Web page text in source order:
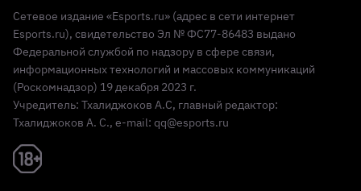
Реклама 18+
Сетевое издание «Esports.ru» (адрес в сети интернет
Esports.ru), свидетельство Эл № ФС77-86483 выдано
Федеральной службой по надзору в сфере связи,
информационных технологий и массовых коммуникаций
(Роскомнадзор) 19 декабря 2023 г.
Учредитель: Тхалиджоков А.С, главный редактор:
Тхалиджоков А. С., e-mail: qq@esports.ru